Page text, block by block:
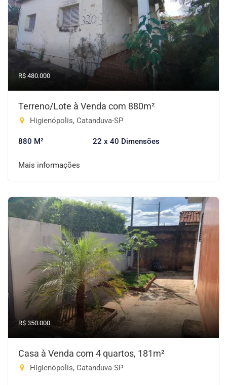
R$ 480.000
Terreno/Lote à Venda com 880m²
Higienópolis, Catanduva-SP
880 M² 22 x 40 Dimensões
Mais informações
R$ 350.000
Casa à Venda com 4 quartos, 181m²
Higienópolis, Catanduva-SP